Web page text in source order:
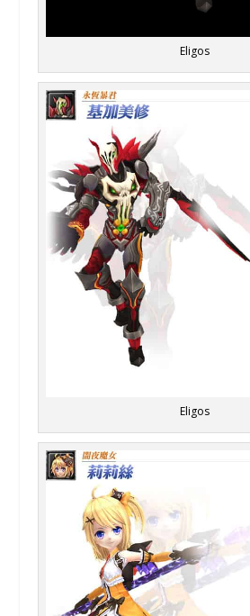
Eligos
Eligos